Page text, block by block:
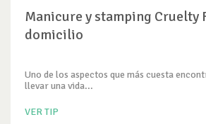
Manicure y stamping Cruelty
domicilio
Uno de los aspectos que más cuesta
llevar una vida...
VER TIP